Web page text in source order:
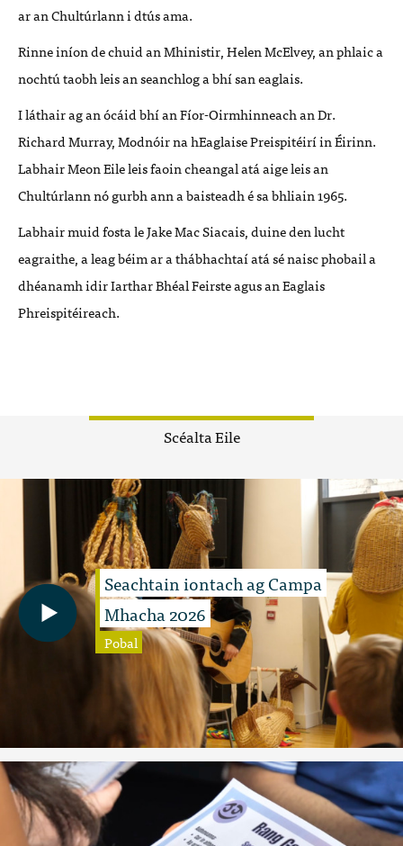
ar an Chultúrlann i dtús ama.
Rinne iníon de chuid an Mhinistir, Helen McElvey, an phlaic a
nochtú taobh leis an seanchlog a bhí san eaglais.
I láthair ag an ócáid bhí an Fíor-Oirmhinneach an Dr.
Richard Murray, Modnóir na hEaglaise Preispitéirí in Éirinn.
Labhair Meon Eile leis faoin cheangal atá aige leis an
Chultúrlann nó gurbh ann a baisteadh é sa bhliain 1965.
Labhair muid fosta le Jake Mac Siacais, duine den lucht
eagraithe, a leag béim ar a thábhachtaí atá sé naisc phobail a
dhéanamh idir Iarthar Bhéal Feirste agus an Eaglais
Phreispitéireach.
Scéalta Eile
Seachtain iontach ag Campa
Mhacha 2026
Pobal